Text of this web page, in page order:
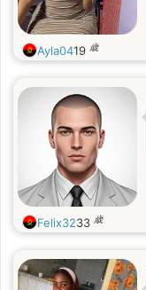
Ayla0419 歳
Felix3233 歳